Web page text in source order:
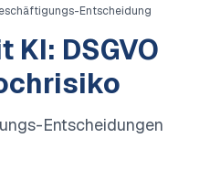
Entscheidung
KI: DSGVO
Entscheidungen